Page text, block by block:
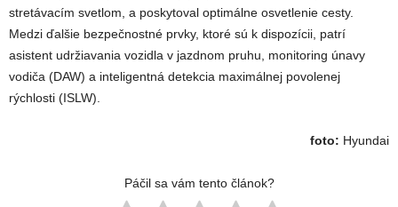
stretávacím svetlom, a poskytoval optimálne osvetlenie cesty.
Medzi ďalšie bezpečnostné prvky, ktoré sú k dispozícii, patrí
asistent udržiavania vozidla v jazdnom pruhu, monitoring únavy
vodiča (DAW) a inteligentná detekcia maximálnej povolenej
rýchlosti (ISLW).
foto: Hyundai
Páčil sa vám tento článok?